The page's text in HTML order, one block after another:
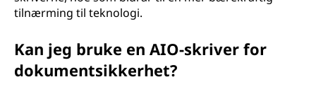
tilnærming til teknologi.
Kan jeg bruke en AIO-skriver for
dokumentsikkerhet?